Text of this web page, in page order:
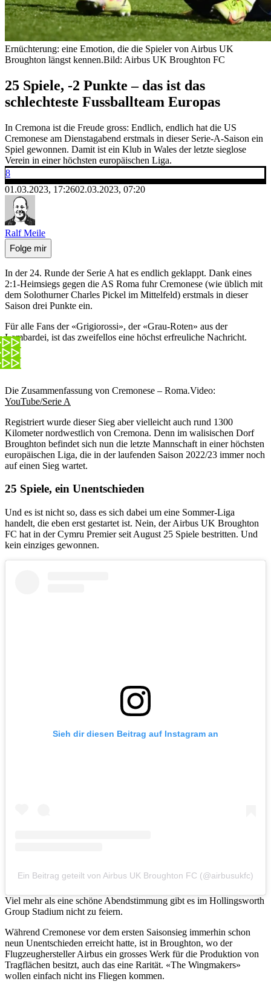
Ernüchterung: eine Emotion, die die Spieler von Airbus UK
Broughton längst kennen.Bild: Airbus UK Broughton FC
25 Spiele, -2 Punkte – das ist das
schlechteste Fussballteam Europas
In Cremona ist die Freude gross: Endlich, endlich hat die US
Cremonese am Dienstagabend erstmals in dieser Serie-A-Saison ein
Spiel gewonnen. Damit ist ein Klub in Wales der letzte sieglose
Verein in einer höchsten europäischen Liga.
8
01.03.2023, 17:2602.03.2023, 07:20
Ralf Meile
Folge mir
In der 24. Runde der Serie A hat es endlich geklappt. Dank eines
2:1-Heimsiegs gegen die AS Roma fuhr Cremonese (wie üblich mit
dem Solothurner Charles Pickel im Mittelfeld) erstmals in dieser
Saison drei Punkte ein.
Für alle Fans der «Grigiorossi», der «Grau-Roten» aus der
Lombardei, ist das zweifellos eine höchst erfreuliche Nachricht.
Die Zusammenfassung von Cremonese – Roma.Video:
YouTube/Serie A
Registriert wurde dieser Sieg aber vielleicht auch rund 1300
Kilometer nordwestlich von Cremona. Denn im walisischen Dorf
Broughton befindet sich nun die letzte Mannschaft in einer höchsten
europäischen Liga, die in der laufenden Saison 2022/23 immer noch
auf einen Sieg wartet.
25 Spiele, ein Unentschieden
Und es ist nicht so, dass es sich dabei um eine Sommer-Liga
handelt, die eben erst gestartet ist. Nein, der Airbus UK Broughton
FC hat in der Cymru Premier seit August 25 Spiele bestritten. Und
kein einziges gewonnen.
Sieh dir diesen Beitrag auf Instagram an
Ein Beitrag geteilt von Airbus UK Broughton FC (@airbusukfc)
Viel mehr als eine schöne Abendstimmung gibt es im Hollingsworth
Group Stadium nicht zu feiern.
Während Cremonese vor dem ersten Saisonsieg immerhin schon
neun Unentschieden erreicht hatte, ist in Broughton, wo der
Flugzeughersteller Airbus ein grosses Werk für die Produktion von
Tragflächen besitzt, auch das eine Rarität. «The Wingmakers»
wollen einfach nicht ins Fliegen kommen.